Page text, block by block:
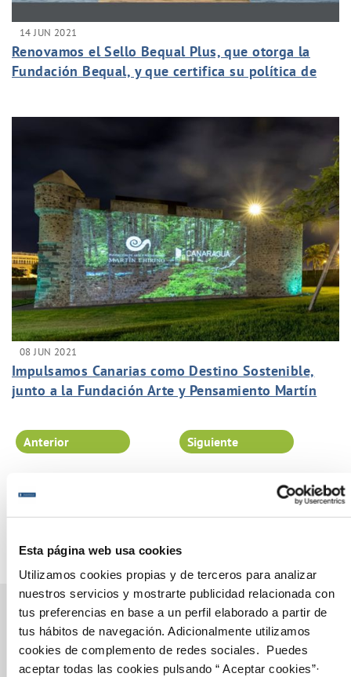
Esta página web usa cookies
Utilizamos cookies propias y de terceros para analizar
nuestros servicios y mostrarte publicidad relacionada con
tus preferencias en base a un perfil elaborado a partir de
tus hábitos de navegación. Adicionalmente utilizamos
cookies de complemento de redes sociales. Puedes
aceptar todas las cookies pulsando “ Aceptar cookies”·
14 JUN 2021
Renovamos el Sello Bequal Plus, que otorga la
Fundación Bequal, y que certifica su política de
08 JUN 2021
Impulsamos Canarias como Destino Sostenible,
junto a la Fundación Arte y Pensamiento Martín
Página 47 de 102
Anterior Siguiente
Gestiones Online